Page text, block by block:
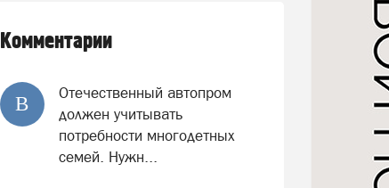
Комментарии
В
Отечественный автопром
должен учитывать
потребности многодетных
семей. Нужн...